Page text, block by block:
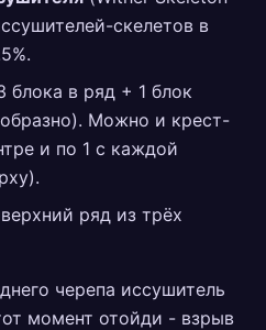
скелетов в
в ряд + 1 блок
Можно и крест-
и по 1 с каждой
ряд из трёх
черепа иссушитель
момент отойди - взрыв